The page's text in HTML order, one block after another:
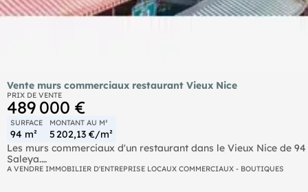
Vente murs commerciaux restaurant Vieux Nice
PRIX DE VENTE
489 000 €
SURFACE
94 m²
MONTANT AU M²
5 202,13 €/m²
Les murs commerciaux d'un restaurant dans le Vieux Nice de
Saleya.
A préciser que l'achat desdits murs est indissociable de l'achat
A VENDRE IMMOBILIER D'ENTREPRISE LOCAUX COMMERCIAUX - BOUTIQUES